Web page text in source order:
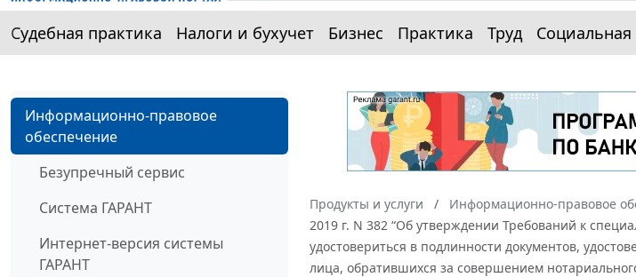
Судебная практика Налоги и бухучет Бизнес Практика Труд Социальная
Информационно-правовое
обеспечение
Безупречный сервис
Система ГАРАНТ
Интернет-версия системы
ГАРАНТ
Продукты и услуги Информационно-правовое
2019 г. N 382 “Об утверждении Требований к
удостовериться в подлинности документов,
лица, обратившихся за совершением